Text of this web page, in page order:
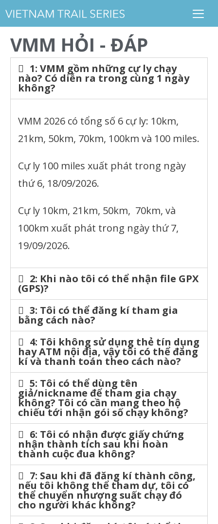
VMM HỎI - ĐÁP
1: VMM gồm những cự ly chạy
nào? Có diễn ra trong cùng 1 ngày
không?
VMM 2026 có tổng số 6 cự ly: 10km,
21km, 50km, 70km, 100km và 100 miles.
Cự ly 100 miles xuất phát trong ngày
thứ 6, 18/09/2026.
Cự ly 10km, 21km, 50km, 70km, và
100km xuất phát trong ngày thứ 7,
19/09/2026.
2: Khi nào tôi có thể nhận file GPX
(GPS)?
3: Tôi có thể đăng kí tham gia
bằng cách nào?
4: Tôi không sử dụng thẻ tín dụng
hay ATM nội địa, vậy tôi có thể đăng
kí và thanh toán theo cách nào?
5: Tôi có thể dùng tên
giả/nickname để tham gia chạy
không? Tôi có cần mang theo hộ
chiếu tới nhận gói số chạy không?
6: Tôi có nhận được giấy chứng
nhận thành tích sau khi hoàn
thành cuộc đua không?
7: Sau khi đã đăng kí thành công,
nếu tôi không thể tham dự, tôi có
thể chuyển nhượng suất chạy đó
cho người khác không?